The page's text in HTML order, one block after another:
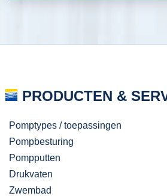
PRODUCTEN &
Pomptypes / toepassingen
Pompbesturing
Pompputten
Drukvaten
Zwembad